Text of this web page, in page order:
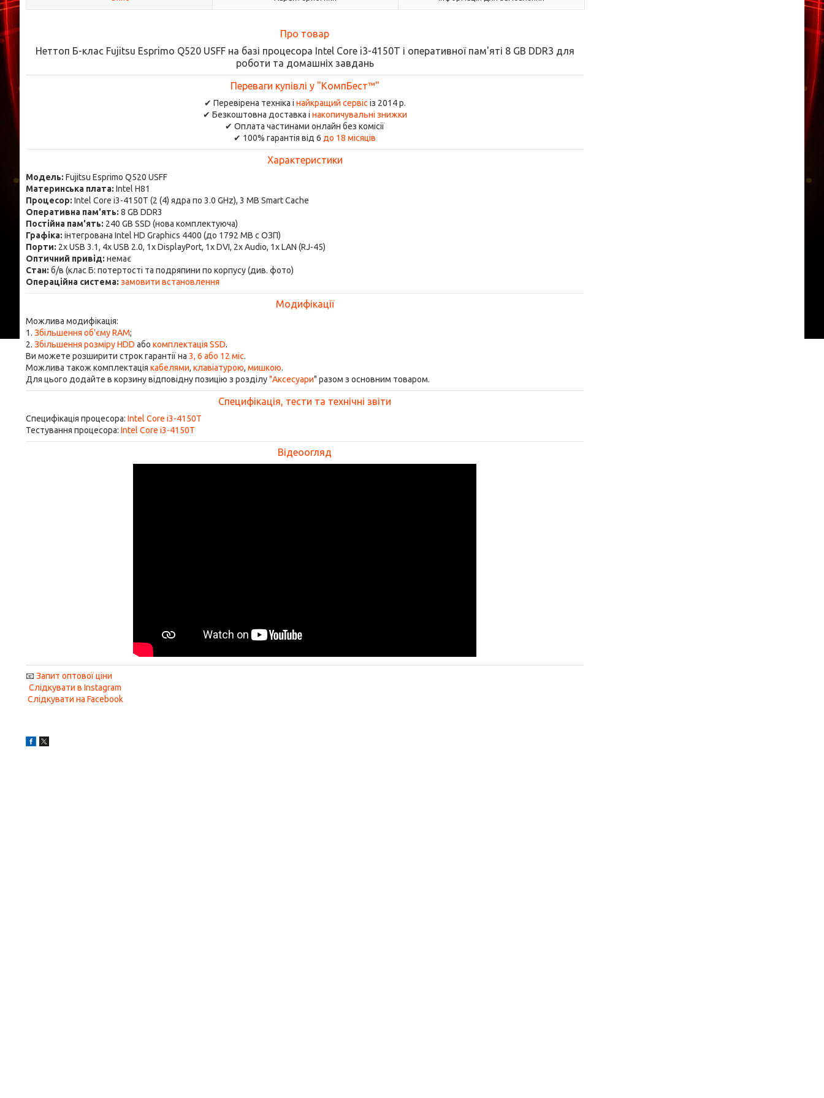
Про товар
Неттоп Б-клас Fujitsu Esprimo Q520 USFF на базі процесора Intel Core i3-4150T і оперативної пам'яті 8 GB DDR3 для
роботи та домашніх завдань
Переваги купівлі у "КомпБест™"
✔ Перевірена техніка і найкращий сервіс із 2014 р.
✔ Безкоштовна доставка і накопичувальні знижки
✔ Оплата частинами онлайн без комісії
✔ 100% гарантія від 6 до 18 місяців
Характеристики
Модель: Fujitsu Esprimo Q520 USFF
Материнська плата: Intel H81
Процесор: Intel Core i3-4150T (2 (4) ядра по 3.0 GHz), 3 MB Smart Cache
Оперативна пам'ять: 8 GB DDR3
Постійна пам'ять: 240 GB SSD (нова комплектуюча)
Графіка: інтегрована Intel HD Graphics 4400 (до 1792 MB с ОЗП)
Порти: 2x USB 3.1, 4x USB 2.0, 1x DisplayPort, 1x DVI, 2x Audio, 1x LAN (RJ-45)
Оптичний привід: немає
Стан: б/в (клас Б: потертості та подряпини по корпусу (див. фото)
Операційна система: замовити встановлення
Модифікації
Можлива модифікація:
1. Збільшення об'єму RAM;
2. Збільшення розміру HDD або комплектація SSD.
Ви можете розширити строк гарантії на 3, 6 або 12 міс.
Можлива також комплектація кабелями, клавіатурою, мишкою.
Для цього додайте в корзину відповідну позицію з розділу"Аксесуари" разом з основним товаром.
Специфікація, тести та технічні звіти
Специфікація процесора: Intel Core i3-4150T
Тестування процесора: Intel Core i3-4150T
Відеоогляд
📧Запит оптової ціни
Слідкувати в Instagram
Слідкувати на Facebook